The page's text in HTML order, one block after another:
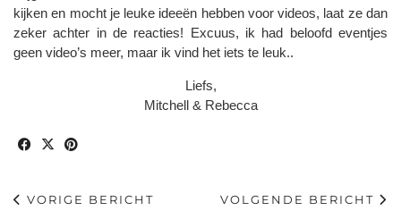
kijken en mocht je leuke ideeën hebben voor videos, laat ze dan
zeker achter in de reacties! Excuus, ik had beloofd eventjes
geen video’s meer, maar ik vind het iets te leuk..
Liefs,
Mitchell & Rebecca
VORIGE BERICHT
VOLGENDE BERICHT